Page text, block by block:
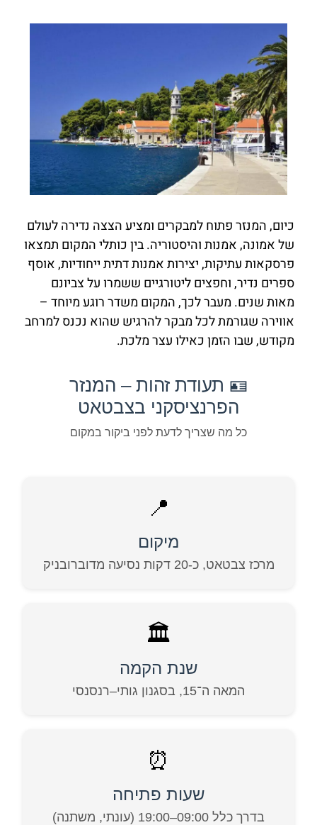
כיום, המנזר פתוח למבקרים ומציע הצצה נדירה לעולם
של אמונה, אמנות והיסטוריה. בין כותלי המקום תמצאו
פרסקאות עתיקות, יצירות אמנות דתית ייחודיות, אוסף
ספרים נדיר, וחפצים ליטורגיים ששמרו על צביונם
מאות שנים. מעבר לכך, המקום משדר רוגע מיוחד –
אווירה שגורמת לכל מבקר להרגיש שהוא נכנס למרחב
מקודש, שבו הזמן כאילו עצר מלכת.
🪪 תעודת זהות – המנזר
הפרנציסקני בצבטאט
כל מה שצריך לדעת לפני ביקור במקום
📍
מיקום
מרכז צבטאט, כ-20 דקות נסיעה מדוברובניק
🏛️
שנת הקמה
המאה ה־15, בסגנון גותי–רנסנסי
⏰
שעות פתיחה
בדרך כלל 09:00–19:00 (עונתי, משתנה)